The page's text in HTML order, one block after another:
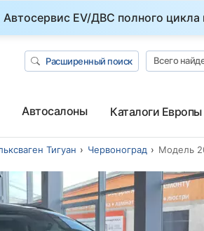
Автосервис EV/ДВС полного цикла
Расширенный поиск Всего
Автосалоны Каталоги Европы
Тигуан Червоноград Модель